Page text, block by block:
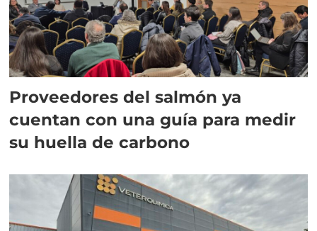
Proveedores del salmón ya
cuentan con una guía para medir
su huella de carbono